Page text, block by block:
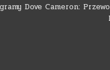
Dove Cameron: